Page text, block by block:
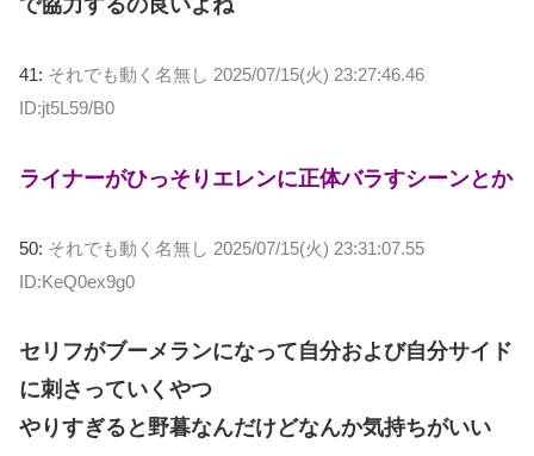
で協力するの良いよね
41: それでも動く名無し 2025/07/15(火) 23:27:46.46
ID:jt5L59/B0
ライナーがひっそりエレンに正体バラすシーンとか
50: それでも動く名無し 2025/07/15(火) 23:31:07.55
ID:KeQ0ex9g0
セリフがブーメランになって自分および自分サイド
に刺さっていくやつ
やりすぎると野暮なんだけどなんか気持ちがいい